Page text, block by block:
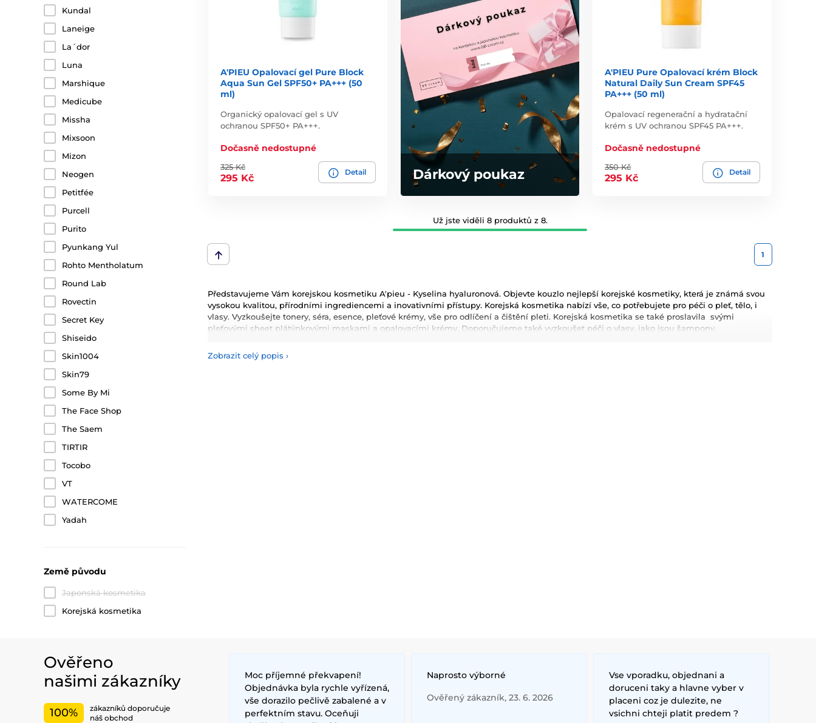
Kundal
Laneige
La´dor
Luna
Marshique
Medicube
Missha
Mixsoon
Mizon
Neogen
Petitfée
Purcell
Purito
Pyunkang Yul
Rohto Mentholatum
Round Lab
Rovectin
Secret Key
Shiseido
Skin1004
Skin79
Some By Mi
The Face Shop
The Saem
TIRTIR
Tocobo
VT
WATERCOME
Yadah
Země původu
Japonská kosmetika
Korejská kosmetika
A'PIEU Opalovací gel Pure Block
Aqua Sun Gel SPF50+ PA+++ (50
ml)
Organický opalovací gel s UV
ochranou SPF50+ PA+++.
Dočasně nedostupné
325 Kč
295 Kč
Detail Dárkový poukaz
A'PIEU Pure Opalovací krém Block
Natural Daily Sun Cream SPF45
PA+++ (50 ml)
Opalovací regenerační a hydratační
krém s UV ochranou SPF45 PA+++.
Dočasně nedostupné
350 Kč
295 Kč
Detail
Už jste viděli 8 produktů z 8.
1
Představujeme Vám korejskou kosmetiku A'pieu - Kyselina hyaluronová. Objevte kouzlo nejlepší korejské kosmetiky, která je známá svou
vysokou kvalitou, přírodními ingrediencemi a inovativními přístupy. Korejská kosmetika nabízí vše, co potřebujete pro péči o pleť, tělo, i
vlasy. Vyzkoušejte tonery, séra, esence, pleťové krémy, vše pro odlíčení a čištění pleti. Korejská kosmetika se také proslavila svými
pleťovými sheet plátýnkovými maskami a opalovacími krémy. Doporučujeme také vyzkoušet péči o vlasy, jako jsou šampony,
Mezi nejčastěji používané ingredience patří šnečí extrakt, zelený čaj, aloe vera a kyselina hyaluronová, které poskytují hloubkovou
Zobrazit celý popis ›
Ověřeno
našimi zákazníky
100%
zákazníků doporučuje
náš obchod
Moc příjemné překvapení!
Objednávka byla rychle vyřízená,
vše dorazilo pečlivě zabalené a v
perfektním stavu. Oceňuji
Naprosto výborné
Ověřený zákazník, 23. 6. 2026
Vse vporadku, objednani a
doruceni taky a hlavne vyber v
placeni coz je dulezite, ne
vsichni chteji platit predem ?